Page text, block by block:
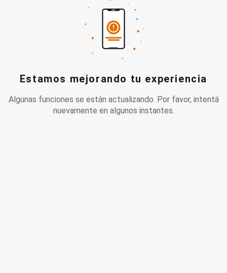
Estamos mejorando tu experiencia
Algunas funciones se están actualizando. Por favor, intentá
nuevamente en algunos instantes.